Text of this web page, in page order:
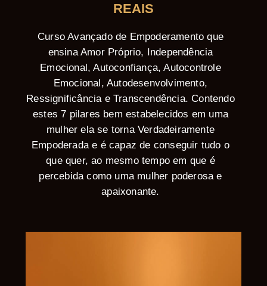
REAIS
Curso Avançado de Empoderamento que
ensina Amor Próprio, Independência
Emocional, Autoconfiança, Autocontrole
Emocional, Autodesenvolvimento,
Ressignificância e Transcendência. Contendo
estes 7 pilares bem estabelecidos em uma
mulher ela se torna Verdadeiramente
Empoderada e é capaz de conseguir tudo o
que quer, ao mesmo tempo em que é
percebida como uma mulher poderosa e
apaixonante.